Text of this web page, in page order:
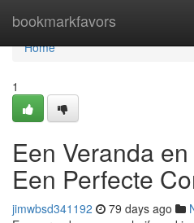
bookmarkfavors
Home
Home
1
Een Veranda
Een Perfecte
jimwbsd341192 79 days ago